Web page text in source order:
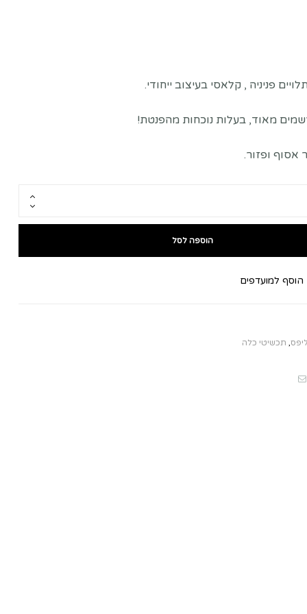
פניניה , קלאסי בעיצוב ייחודי.
מאוד, בעלות נוכחות מהפנטת!
אסוף ופזור.
הוספה לסל
הוסף למועדפים
, תכשיטי כלה
Email